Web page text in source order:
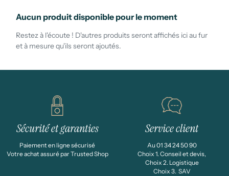
Aucun produit disponible pour le moment
Restez à l'écoute ! D'autres produits seront affichés ici au fur
et à mesure qu'ils seront ajoutés.
Sécurité et garanties
Paiement en ligne sécurisé
Votre achat assuré par Trusted Shop
Service client
Au 01 34 24 50 90
Choix 1. Conseil et devis,
Choix 2. Logistique
Choix 3. SAV